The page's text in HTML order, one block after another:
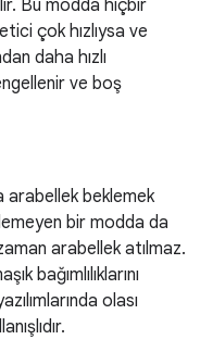
Bu modda hiçbir
çok hızlıysa ve
daha hızlı
ve boş
arabellek beklemek
bir modda da
arabellek atılmaz.
bağımlılıklarını
olası